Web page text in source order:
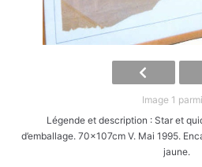
Image 1
Légende et description : Star et
d’emballage. 70x107cm V. Mai 1995.
jaune.